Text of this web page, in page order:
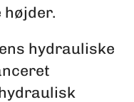
hydrauliske